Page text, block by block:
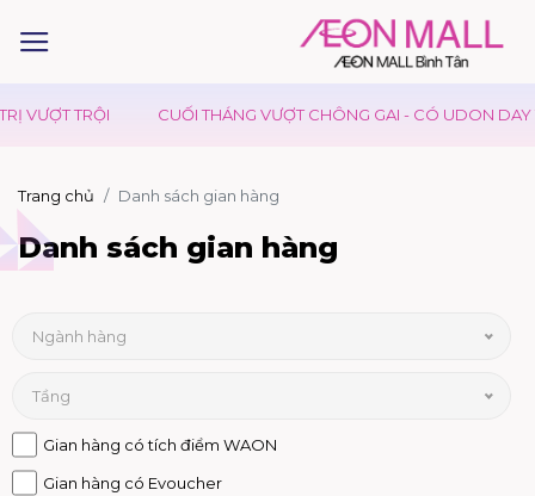
TRỘI CUỐI THÁNG VƯỢT CHÔNG GAI - CÓ UDON DAY TIẾP
Trang chủ Danh sách gian hàng
Danh sách gian hàng
Ngành hàng
Tầng
Gian hàng có tích điểm WAON
Gian hàng có Evoucher